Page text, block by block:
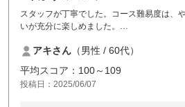
スタッフが丁寧でした。コース難易度は、
いが充分に楽しめました。
たボール洗い機はあるもののティーイング
使いにくい、コースレイアウトが解りずらい
アキさん （男性 / 60代）
平均スコア：100～109
投稿日：2025/06/07